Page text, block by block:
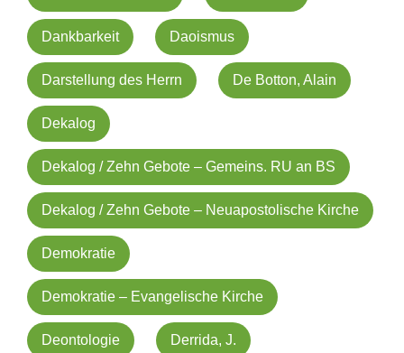
Dankbarkeit Daoismus
Darstellung des Herrn De Botton, Alain
Dekalog
Dekalog / Zehn Gebote – Gemeins. RU an BS
Dekalog / Zehn Gebote – Neuapostolische Kirche
Demokratie
Demokratie – Evangelische Kirche
Deontologie Derrida, J.